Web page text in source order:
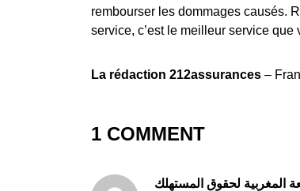
rembourser les dommages causés.
service, c’est le meilleur service que
La rédaction 212assurances –
1 COMMENT
المغربية لحقوق المستهلك